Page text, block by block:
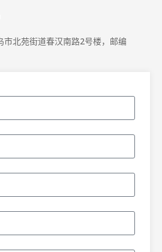
市北苑街道春汉南路2号楼，邮编